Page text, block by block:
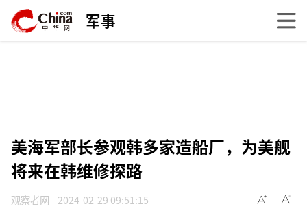
军事
美海军部长参观韩多家造船厂，为美舰
将来在韩维修探路
观察者网 2024-02-29 09:51:15